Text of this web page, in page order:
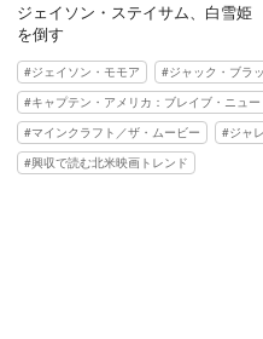
ジェイソン・ステイサム、白雪姫
を倒す
ジェイソン・モモア ジャック・ブラ
キャプテン・アメリカ：ブレイブ・ニュ
マインクラフト／ザ・ムービー
ジャ
興収で読む北米映画トレンド